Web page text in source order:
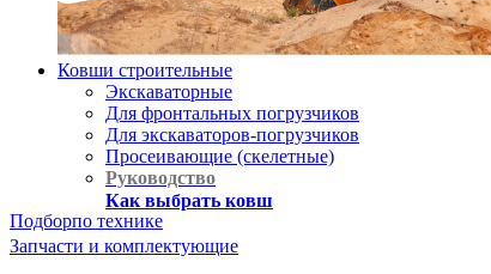
Ковши строительные
Экскаваторные
Для фронтальных погрузчиков
Для экскаваторов-погрузчиков
Просеивающие (скелетные)
Руководство
Как выбрать ковш
Подборпо технике
Запчасти и комплектующие